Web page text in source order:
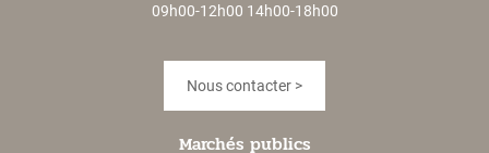
09h00-12h00 14h00-18h00
Nous contacter >
Marchés publics